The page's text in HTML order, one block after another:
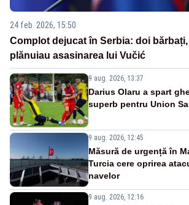
24 feb. 2026, 15:50
Complot dejucat în Serbia: doi
plănuiau asasinarea lui Vučić
9 aug. 2026, 13:37
Darius Olaru a spart
superb pentru Union
9 aug. 2026, 12:45
Măsură de urgență în
Turcia cere oprirea
navelor
9 aug. 2026, 12:16